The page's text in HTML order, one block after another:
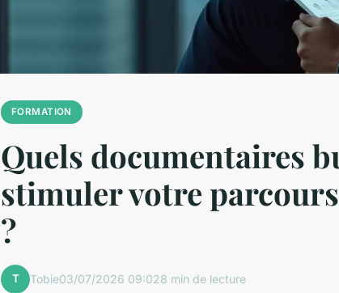
FORMATION
Quels documentaires
stimuler votre
?
T Tobie03/07/2026 09:028 min de lecture